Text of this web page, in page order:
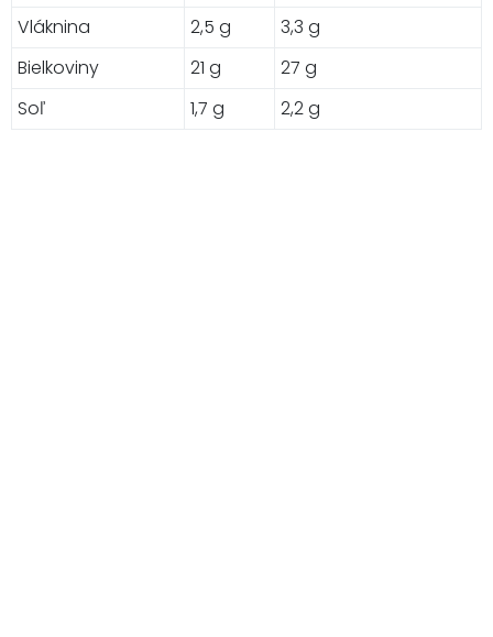
Vláknina
2,5 g
3,3 g
Bielkoviny
21 g
27 g
Soľ
1,7 g 2,2 g